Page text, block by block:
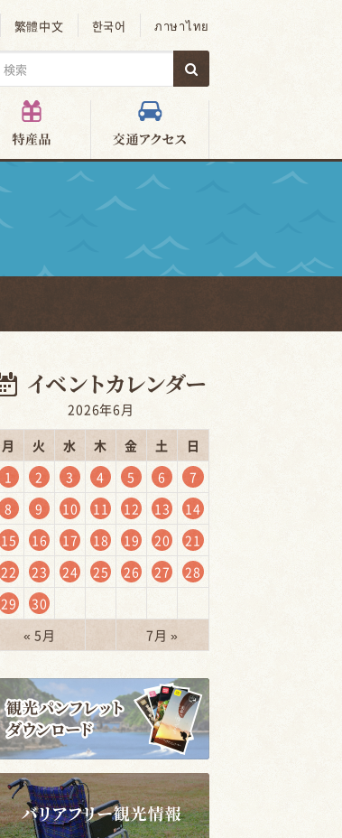
繁體中文 한국어 ภาษาไทย
2026年6月
月
火 水 木 金 土
日
1
2 3 4 5 6
7
8
9 10 11 12 13
14
15
16 17 18 19 20
21
22
23 24 25 26 27
28
29
30
« 5月
7月 »